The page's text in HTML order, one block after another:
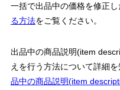
一括で出品中の価格を修正し
る方法をご覧ください。
出品中の商品説明(item
えを行う方法について詳細
品中の商品説明(item